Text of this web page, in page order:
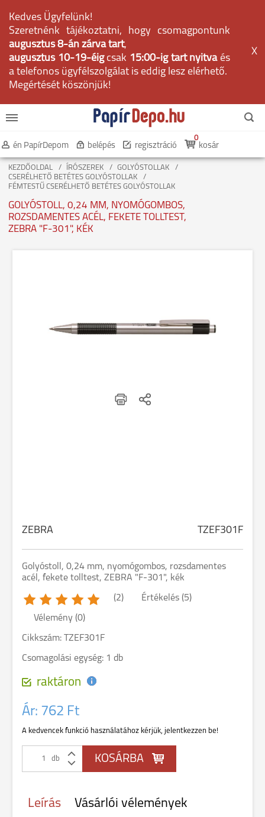
Kedves Ügyfelünk!
Szeretnénk tájékoztatni, hogy csomagpontunk
augusztus 8-án zárva tart,
augusztus 10-19-éig csak 15:00-ig tart nyitvaés
a telefonos ügyfélszolgálat is eddig lesz elérhető.
Megértését köszönjük!
X
én PapírDepom belépés regisztráció kosár
0
KEZDŐOLDAL ÍRÓSZEREK
GOLYÓSTOLLAK
CSERÉLHETŐ BETÉTES GOLYÓSTOLLAK
FÉMTESTŰ CSERÉLHETŐ BETÉTES GOLYÓSTOLLAK
GOLYÓSTOLL, 0,24 MM, NYOMÓGOMBOS,
ROZSDAMENTES ACÉL, FEKETE TOLLTEST,
ZEBRA "F-301", KÉK
ZEBRA TZEF301F
Golyóstoll, 0,24 mm, nyomógombos, rozsdamentes
acél, fekete tolltest, ZEBRA "F-301", kék
(2) Értékelés (5)
Vélemény (0)
Cikkszám: TZEF301F
Csomagolási egység: 1 db
raktáron
Ár: 762 Ft
A kedvencek funkció használatához kérjük, jelentkezzen be!
db
Leírás Vásárlói vélemények